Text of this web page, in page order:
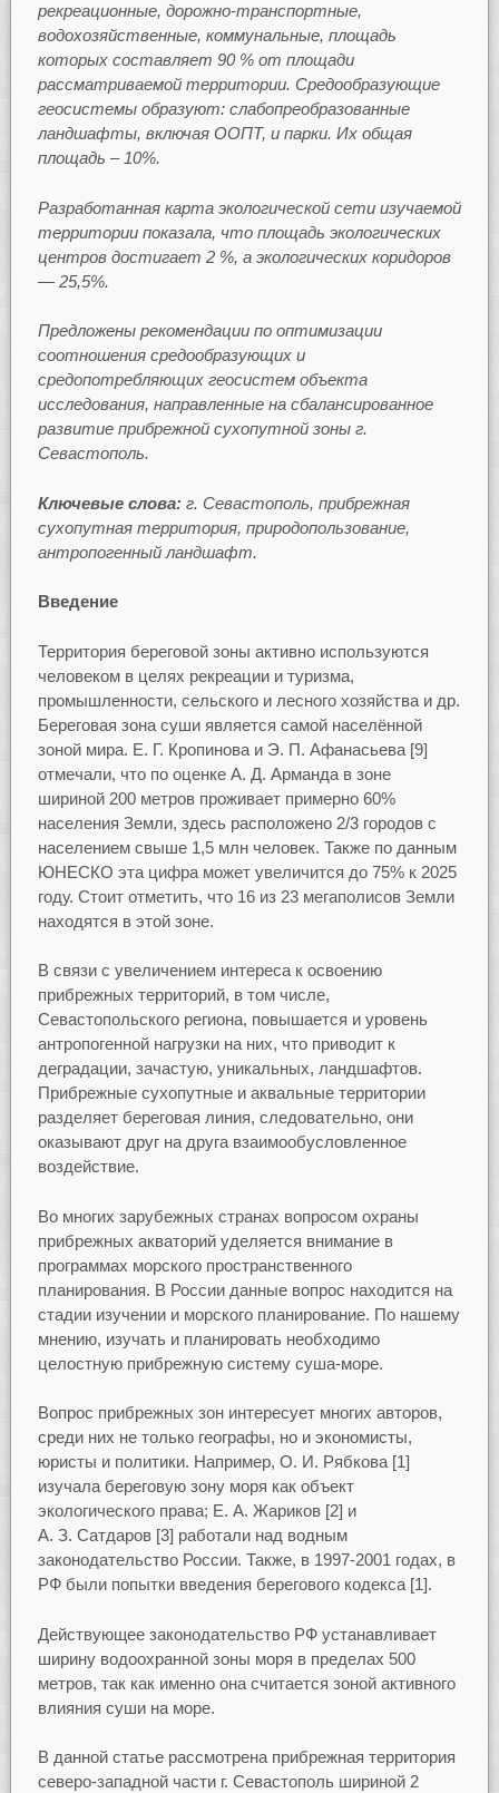
рекреационные, дорожно-транспортные,
водохозяйственные, коммунальные, площадь
которых составляет 90 % от площади
рассматриваемой территории. Средообразующие
геосистемы образуют: слабопреобразованные
ландшафты, включая ООПТ, и парки. Их общая
площадь – 10%.
Разработанная карта экологической сети изучаемой
территории показала, что площадь экологических
центров достигает 2 %, а экологических коридоров
— 25,5%.
Предложены рекомендации по оптимизации
соотношения средообразующих и
средопотребляющих геосистем объекта
исследования, направленные на сбалансированное
развитие прибрежной сухопутной зоны г.
Севастополь.
Ключевые слова: г. Севастополь, прибрежная
сухопутная территория, природопользование,
антропогенный ландшафт.
Введение
Территория береговой зоны активно используются
человеком в целях рекреации и туризма,
промышленности, сельского и лесного хозяйства и др.
Береговая зона суши является самой населённой
зоной мира. Е. Г. Кропинова и Э. П. Афанасьева [9]
отмечали, что по оценке А. Д. Арманда в зоне
шириной 200 метров проживает примерно 60%
населения Земли, здесь расположено 2/3 городов с
населением свыше 1,5 млн человек. Также по данным
ЮНЕСКО эта цифра может увеличится до 75% к 2025
году. Стоит отметить, что 16 из 23 мегаполисов Земли
находятся в этой зоне.
В связи с увеличением интереса к освоению
прибрежных территорий, в том числе,
Севастопольского региона, повышается и уровень
антропогенной нагрузки на них, что приводит к
деградации, зачастую, уникальных, ландшафтов.
Прибрежные сухопутные и аквальные территории
разделяет береговая линия, следовательно, они
оказывают друг на друга взаимообусловленное
воздействие.
Во многих зарубежных странах вопросом охраны
прибрежных акваторий уделяется внимание в
программах морского пространственного
планирования. В России данные вопрос находится на
стадии изучении и морского планирование. По нашему
мнению, изучать и планировать необходимо
целостную прибрежную систему суша-море.
Вопрос прибрежных зон интересует многих авторов,
среди них не только географы, но и экономисты,
юристы и политики. Например, О. И. Рябкова [1]
изучала береговую зону моря как объект
экологического права; Е. А. Жариков [2] и
А. З. Сатдаров [3] работали над водным
законодательство России. Также, в 1997-2001 годах, в
РФ были попытки введения берегового кодекса [1].
Действующее законодательство РФ устанавливает
ширину водоохранной зоны моря в пределах 500
метров, так как именно она считается зоной активного
влияния суши на море.
В данной статье рассмотрена прибрежная территория
северо-западной части г. Севастополь шириной 2